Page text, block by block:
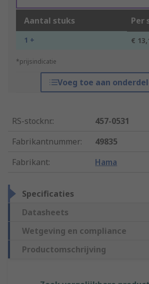
Aantal stuks Per
1 + €
*prijsindicatie
Voeg toe aan
RS-stocknr.:
457-0531
Fabrikantnummer:
49835
Fabrikant: Hama
Specificaties
Datasheets
Wetgeving en compliance
Productomschrijving